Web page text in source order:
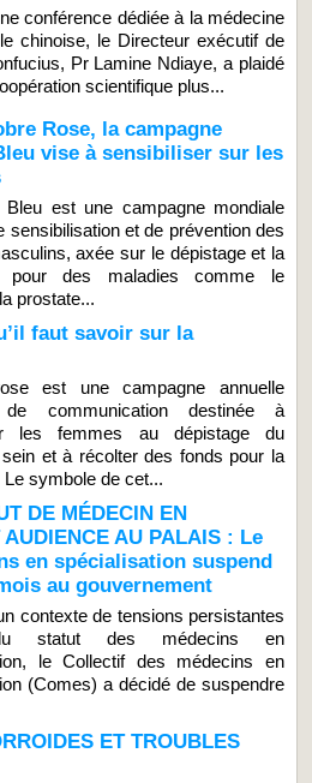
conférence dédiée à la médecine
chinoise, le Directeur exécutif de
Pr Lamine Ndiaye, a plaidé
scientifique plus...
Rose, la campagne
vise à sensibiliser sur les
Bleu est une campagne mondiale
sensibilisation et de prévention des
axée sur le dépistage et la
pour des maladies comme le
prostate...
faut savoir sur la
est une campagne annuelle
de communication destinée à
les femmes au dépistage du
et à récolter des fonds pour la
symbole de cet...
DE MÉDECIN EN
AU PALAIS : Le
en spécialisation suspend
au gouvernement
de tensions persistantes
statut des médecins en
le Collectif des médecins en
(Comes) a décidé de suspendre
ET TROUBLES